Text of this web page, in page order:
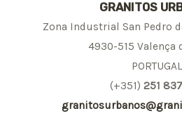
GRANITOS
Zona Industrial San Pedro
4930-515 Valença
PORTUGAL
(+351) 251